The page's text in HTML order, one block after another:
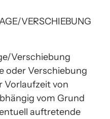
VERSCHIEBUNG
Verschiebung
oder Verschiebung
Vorlaufzeit von
vom Grund
auftretende